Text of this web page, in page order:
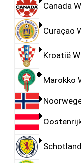
Canada
Curaçao
Kroatië
Marokko